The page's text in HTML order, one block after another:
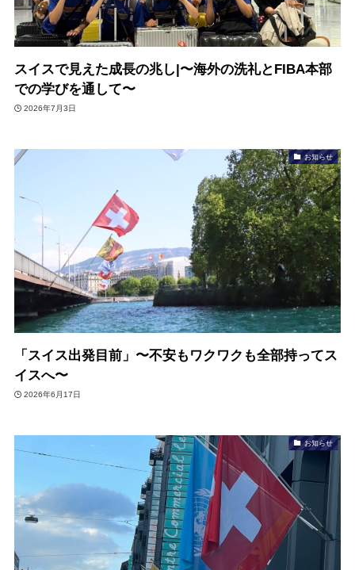
スイスで見えた成長の兆し|〜海外の洗礼とFIBA本部
での学びを通して〜
2026年7月3日
お知らせ
「スイス出発目前」〜不安もワクワクも全部持ってス
イスへ〜
2026年6月17日
お知らせ